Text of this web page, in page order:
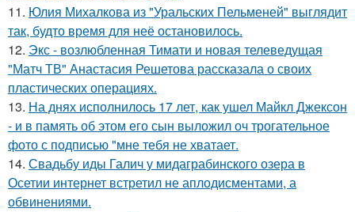
11. Юлия Михалкова из "Уральских Пельменей" выглядит
так, будто время для неё остановилось.
12. Экс - возлюбленная Тимати и новая телеведущая
"Матч ТВ" Анастасия Решетова рассказала о своих
пластических операциях.
13. На днях исполнилось 17 лет, как ушел Майкл Джексон
- и в память об этом его сын выложил оч трогательное
фото с подписью "мне тебя не хватает.
14. Свадьбу иды Галич у мидаграбинского озера в
Осетии интернет встретил не аплодисментами, а
обвинениями.